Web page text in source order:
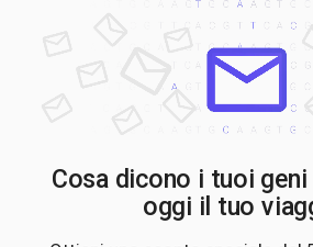
Cosa dicono i tuoi
oggi il tuo